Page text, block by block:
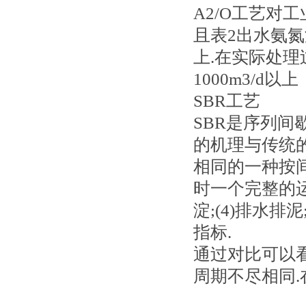
A2/O工艺对
且表2出水氨
上.在实际处
1000m3/d以
SBR工艺
SBR是序列间
的机理与传统
相同的一种按
时一个完整的
淀;(4)排水排
指标.
通过对比可以
周期不尽相同